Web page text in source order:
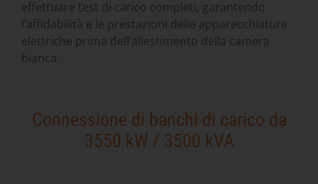
effettuare test di carico completi, garantendo
l’affidabilità e le prestazioni delle apparecchiature
elettriche prima dell’allestimento della camera
bianca.
Connessione di banchi di carico da
3550 kW / 3500 kVA